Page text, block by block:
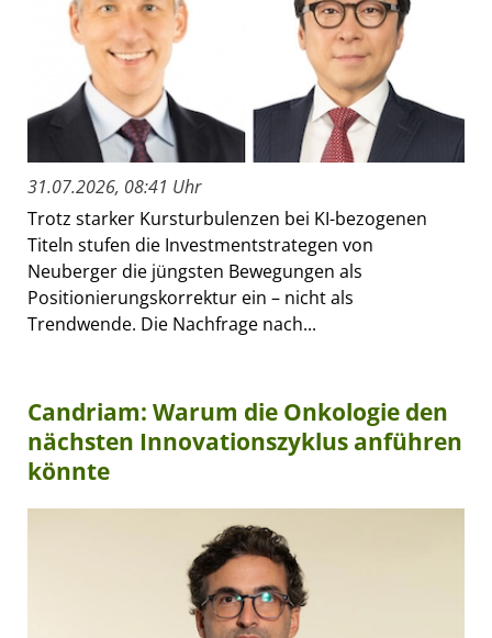
31.07.2026, 08:41 Uhr
Trotz starker Kursturbulenzen bei KI-bezogenen
Titeln stufen die Investmentstrategen von
Neuberger die jüngsten Bewegungen als
Positionierungskorrektur ein – nicht als
Trendwende. Die Nachfrage nach...
Candriam: Warum die Onkologie den
nächsten Innovationszyklus anführen
könnte